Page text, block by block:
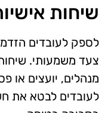
שיחות
לספק לעובדים
צעד משמעותי.
מנהלים, יועצים או
לעובדים לבטא את